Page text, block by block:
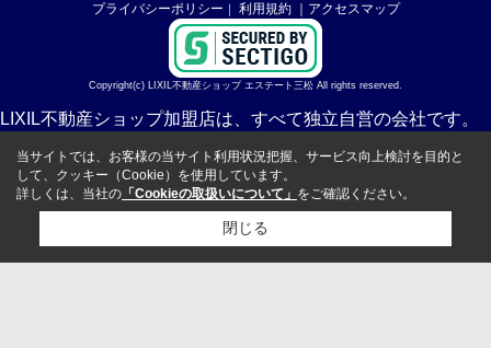
プライバシーポリシー ｜ 利用規約 ｜アクセスマップ
Copyright(c) LIXIL不動産ショップ エステート三松 All rights reserved.
LIXIL不動産ショップ加盟店は、すべて独立自営の会社です。
当サイトでは、お客様の当サイト利用状況把握、サービス向上検討を目的と
して、クッキー（Cookie）を使用しています。
詳しくは、当社の 「Cookieの取扱いについて」 をご確認ください。
閉じる